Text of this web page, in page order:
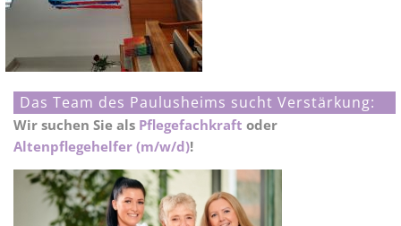
Das Team des Paulusheims sucht Verstärkung:
Wir suchen Sie als Pflegefachkraft oder
Altenpflegehelfer (m/w/d)!